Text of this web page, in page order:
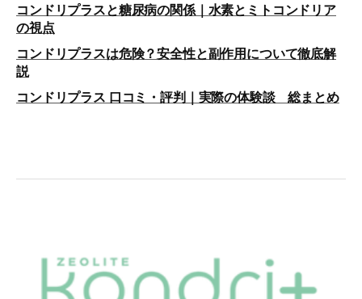
コンドリプラスと糖尿病の関係｜水素とミトコンドリア
の視点
コンドリプラスは危険？安全性と副作用について徹底解
説
コンドリプラス 口コミ・評判｜実際の体験談 総まとめ